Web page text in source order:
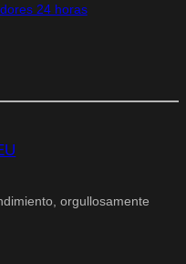
24 horas
orgullosamente